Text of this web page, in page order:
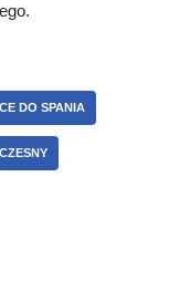
DO SPANIA